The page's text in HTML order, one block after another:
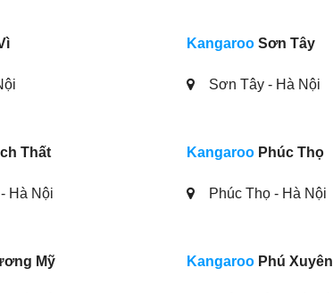
KangarooSơn Tây
Sơn Tây - Hà Nội
Thất
Hà Nội
KangarooPhúc Thọ
Phúc Thọ - Hà Nội
Mỹ KangarooPhú Xuyên